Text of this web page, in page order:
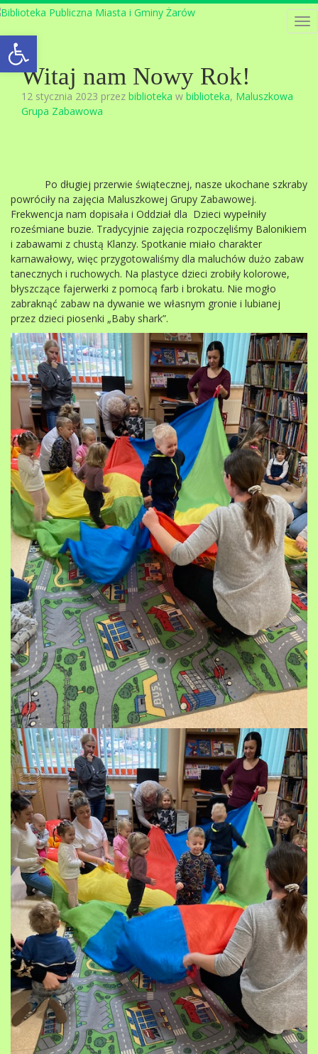
Open toolbar
Witaj nam Nowy Rok!
12 stycznia 2023 przez biblioteka w biblioteka, Maluszkowa
Grupa Zabawowa
Po długiej przerwie świątecznej, nasze ukochane szkraby
powróciły na zajęcia Maluszkowej Grupy Zabawowej.
Frekwencja nam dopisała i Oddział dla Dzieci wypełniły
roześmiane buzie. Tradycyjnie zajęcia rozpoczęliśmy Balonikiem
i zabawami z chustą Klanzy. Spotkanie miało charakter
karnawałowy, więc przygotowaliśmy dla maluchów dużo zabaw
tanecznych i ruchowych. Na plastyce dzieci zrobiły kolorowe,
błyszczące fajerwerki z pomocą farb i brokatu. Nie mogło
zabraknąć zabaw na dywanie we własnym gronie i lubianej
przez dzieci piosenki „Baby shark”.